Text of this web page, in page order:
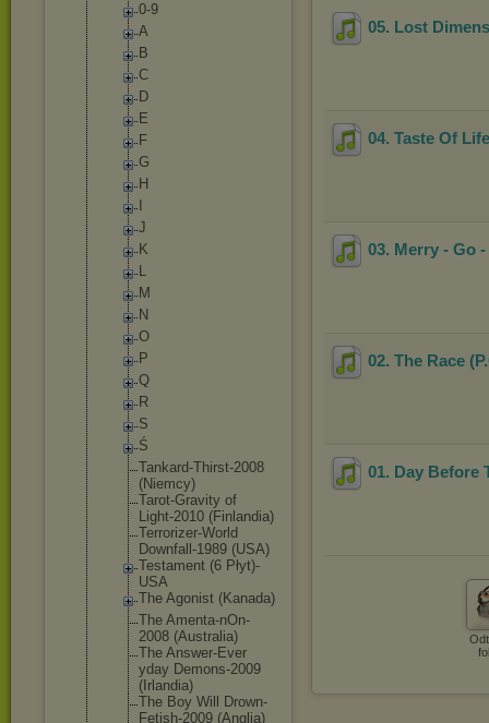
0-9
A
B
C
D
E
F
G
H
J
K
L
M
N
O
P
Q
R
S
Ś
Tankard-Thirst-2008
(Niemcy)
Tarot-Gravity of
Light-2010 (Finlandia)
Terrorizer-World
Downfall-1989 (USA)
Testament (6 Płyt)-
USA
The Agonist (Kanada)
The Amenta-nOn-
2008 (Australia)
The Answer-Ever
yday Demons-2009
(Irlandia)
The Boy Will Drown-
Fetis h-2009 (Anglia)
05. Lost
04. Taste Of Life
03. Merry - Go
02. The Race
01. Day Before